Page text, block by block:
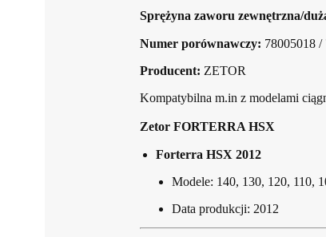
Sprężyna zaworu zewnętrzna/
Numer porównawczy: 78005018 /
Producent: ZETOR
Kompatybilna m.in z modelami
Zetor FORTERRA HSX
Forterra HSX 2012
Modele: 140, 130, 120, 110,
Data produkcji: 2012